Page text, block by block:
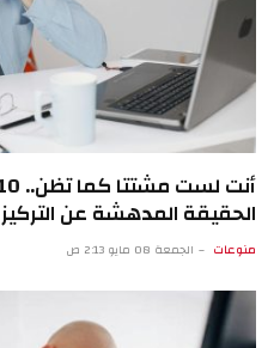
الحقيقة المدهشة عن التركيز
منوعات الجمعة 08 مايو 2:13 ص